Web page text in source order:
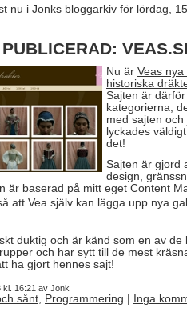
nu i Jonks bloggarkiv för lördag,
Nu är Veas nya
historiska
Sajten är
kategorierna,
med sajten
lyckades
det!
Sajten är gjord
design,
är baserad på mitt eget Content
så att Vea själv kan lägga upp nya
duktig och är känd som en av de
och har sytt till de mest
ha gjort hennes sajt!
kl. 16:21 av Jonk
sånt, Programmering Inga